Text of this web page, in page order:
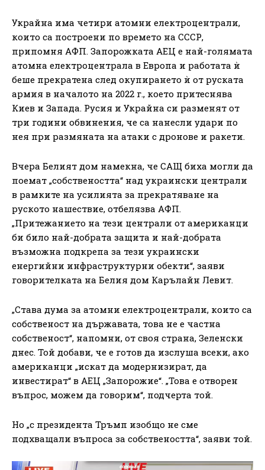
Украйна има четири атомни електроцентрали,
които са построени по времето на СССР,
припомня АФП. Запорожката АЕЦ е най-голямата
атомна електроцентрала в Европа и работата ѝ
беше прекратена след окупирането ѝ от руската
армия в началото на 2022 г., което притеснява
Киев и Запада. Русия и Украйна си разменят от
три години обвинения, че са нанесли удари по
нея при размяната на атаки с дронове и ракети.
Вчера Белият дом намекна, че САЩ биха могли да
поемат „собствеността“ над украински централи
в рамките на усилията за прекратяване на
руското нашествие, отбелязва АФП.
„Притежанието на тези централи от американци
би било най-добрата защита и най-добрата
възможна подкрепа за тези украински
енергийни инфраструктурни обекти“, заяви
говорителката на Белия дом Карълайн Левит.
„Става дума за атомни електроцентрали, които са
собственост на държавата, това не е частна
собственост“, напомни, от своя страна, Зеленски
днес. Той добави, че е готов да изслуша всеки, ако
американци „искат да модернизират, да
инвестират“ в АЕЦ „Запорожие“. „Това е отворен
въпрос, можем да говорим“, подчерта той.
Но „с президента Тръмп изобщо не сме
подхващали въпроса за собствеността“, заяви той.